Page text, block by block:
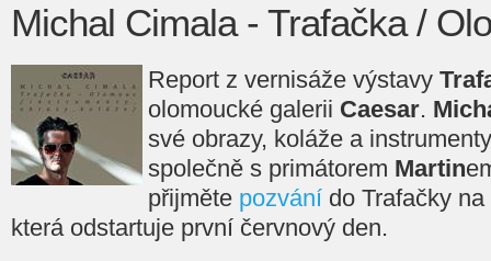
Michal Cimala - Trafačka /
Report z vernisáže výstavy
olomoucké galerii Caesar.
své obrazy, koláže a
společně s primátorem Martin
přijměte pozvání do Trafačky
která odstartuje první červnový den.